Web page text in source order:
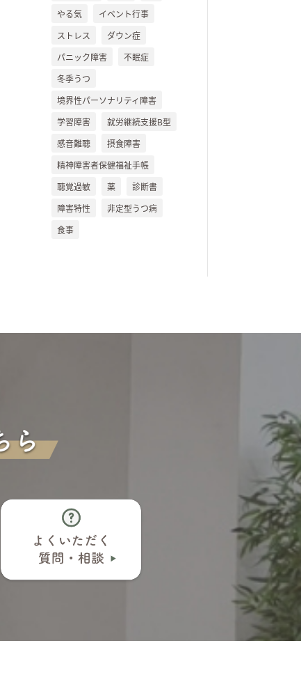
やる気
イベント行事
ストレス
ダウン症
パニック障害
不眠症
冬季うつ
境界性パーソナリティ障害
学習障害
就労継続支援B型
感音難聴
摂食障害
精神障害者保健福祉手帳
聴覚過敏
薬
診断書
障害特性
非定型うつ病
食事